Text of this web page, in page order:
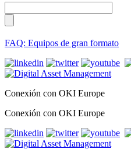
FAQ: Equipos de gran formato
Conexión con OKI Europe
Conexión con OKI Europe